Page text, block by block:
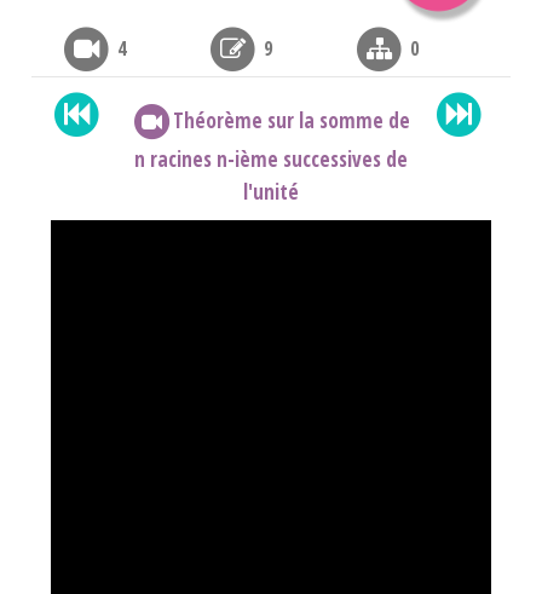
4 9 0
Théorème sur la somme de
n racines n-ième successives de
l'unité